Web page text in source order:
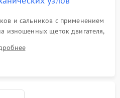
и сальников с применением
изношенных щеток двигателя,
резиновой манжеты.